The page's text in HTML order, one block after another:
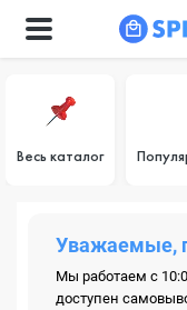
Весь каталог
Уважаемые,
Мы работаем с
доступен